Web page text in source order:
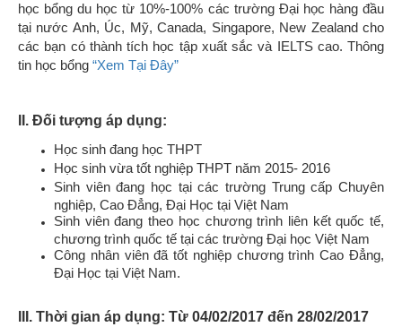
học bổng du học từ 10%-100% các trường Đại học hàng đầu
tại nước Anh, Úc, Mỹ, Canada, Singapore, New Zealand cho
các bạn có thành tích học tập xuất sắc và IELTS cao. Thông
tin học bổng “Xem Tại Đây”
II. Đối tượng áp dụng:
Học sinh đang học THPT
Học sinh vừa tốt nghiệp THPT năm 2015- 2016
Sinh viên đang học tại các trường Trung cấp Chuyên
nghiệp, Cao Đẳng, Đại Học tại Việt Nam
Sinh viên đang theo học chương trình liên kết quốc tế,
chương trình quốc tế tại các trường Đại học Việt Nam
Công nhân viên đã tốt nghiệp chương trình Cao Đẳng,
Đại Học tại Việt Nam.
III. Thời gian áp dụng: Từ 04/02/2017 đến 28/02/2017